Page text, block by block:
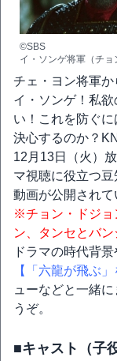
©SBS
イ・ソンゲ将軍（チョ
チェ・ヨン将軍か
イ・ソンゲ！私
い！これを防ぐ
決心するのか？
12月13日（火）
マ視聴に役立つ
動画が公開されて
※チョン・ドジョ
ン、タンセとバン
ドラマの時代背
【「六龍が飛ぶ
ューなどと一緒
うぞ。
■キャスト（子役